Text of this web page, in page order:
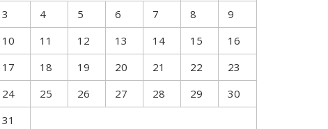
3
4 5 6 7 8
9
10
11 12 13 14 15
16
17
18 19 20 21 22
23
24
25 26 27 28 29
30
31